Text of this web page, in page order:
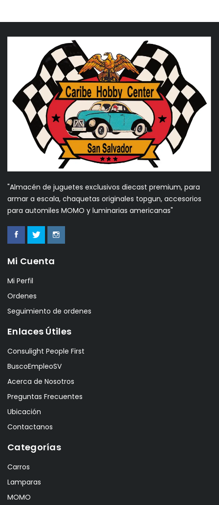
"Almacén de juguetes exclusivos diecast premium, para
armar a escala, chaquetas originales topgun, accesorios
para automiles MOMO y luminarias americanas"
Mi Cuenta
Mi Perfil
Ordenes
Seguimiento de ordenes
Enlaces Útiles
Consulight People First
BuscoEmpleoSV
Acerca de Nosotros
Preguntas Frecuentes
Ubicación
Contactanos
Categorías
Carros
Lamparas
MOMO